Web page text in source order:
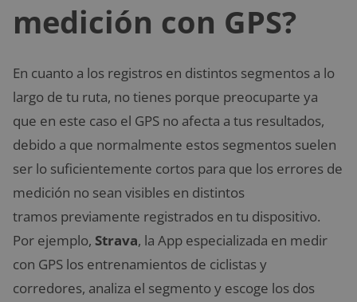
medición con GPS?
En cuanto a los registros en distintos segmentos a lo
largo de tu ruta, no tienes porque preocuparte ya
que en este caso el GPS no afecta a tus resultados,
debido a que normalmente estos segmentos suelen
ser lo suficientemente cortos para que los errores de
medición no sean visibles en distintos
tramos previamente registrados en tu dispositivo.
Por ejemplo, Strava, la App especializada en medir
con GPS los entrenamientos de ciclistas y
corredores, analiza el segmento y escoge los dos